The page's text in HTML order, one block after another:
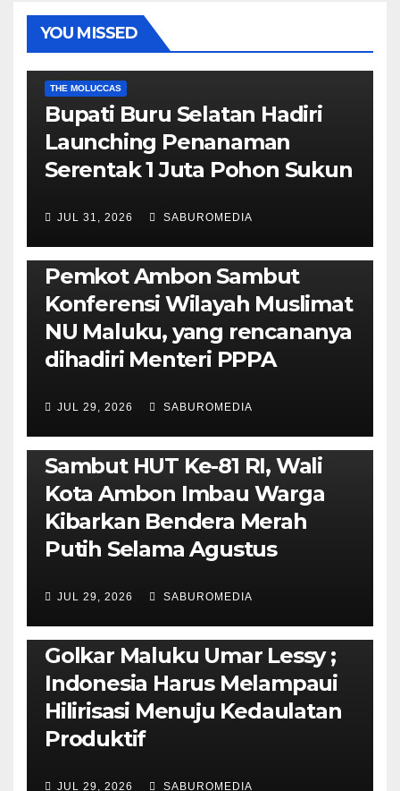
YOU MISSED
THE MOLUCCAS
Bupati Buru Selatan Hadiri
Launching Penanaman
Serentak 1 Juta Pohon Sukun
JUL 31, 2026 SABUROMEDIA
AMBON METRO JURNALISME AKTIVIS
POLITIK & PEMERINTAHAN
Pemkot Ambon Sambut
Konferensi Wilayah Muslimat
NU Maluku, yang rencananya
dihadiri Menteri PPPA
JUL 29, 2026 SABUROMEDIA
AMBON METRO POLITIK & PEMERINTAHAN
Sambut HUT Ke-81 RI, Wali
Kota Ambon Imbau Warga
Kibarkan Bendera Merah
Putih Selama Agustus
JUL 29, 2026 SABUROMEDIA
PENDIDIKAN & OLAHRAGA THE MOLUCCAS
Isi Materi LK-III HMI, Ketua
Golkar Maluku Umar Lessy ;
Indonesia Harus Melampaui
Hilirisasi Menuju Kedaulatan
Produktif
JUL 29, 2026 SABUROMEDIA